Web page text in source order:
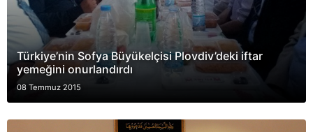
Türkiye’nin Sofya Büyükelçisi Plovdiv’deki iftar
yemeğini onurlandırdı
08 Temmuz 2015